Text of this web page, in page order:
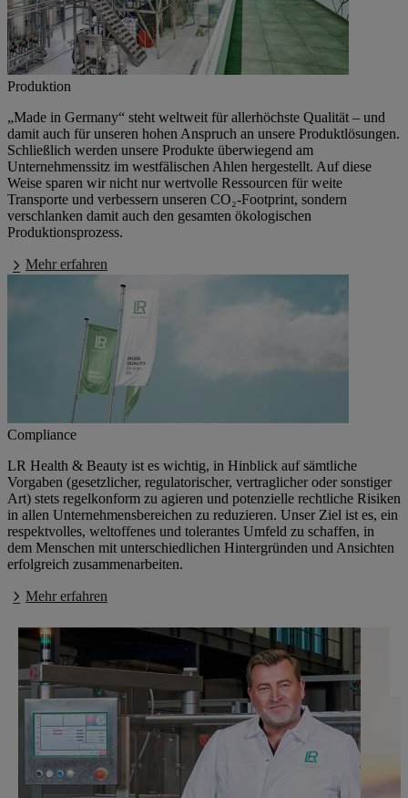
Produktion
„Made in Germany“ steht weltweit für allerhöchste Qualität – und
damit auch für unseren hohen Anspruch an unsere Produktlösungen.
Schließlich werden unsere Produkte überwiegend am
Unternehmenssitz im westfälischen Ahlen hergestellt. Auf diese
Weise sparen wir nicht nur wertvolle Ressourcen für weite
Transporte und verbessern unseren CO₂-Footprint, sondern
verschlanken damit auch den gesamten ökologischen
Produktionsprozess.
Mehr erfahren
Compliance
LR Health & Beauty ist es wichtig, in Hinblick auf sämtliche
Vorgaben (gesetzlicher, regulatorischer, vertraglicher oder sonstiger
Art) stets regelkonform zu agieren und potenzielle rechtliche Risiken
in allen Unternehmensbereichen zu reduzieren. Unser Ziel ist es, ein
respektvolles, weltoffenes und tolerantes Umfeld zu schaffen, in
dem Menschen mit unterschiedlichen Hintergründen und Ansichten
erfolgreich zusammenarbeiten.
Mehr erfahren